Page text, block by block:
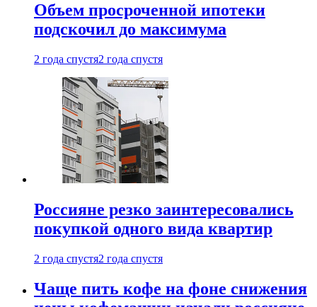
Объем просроченной ипотеки
подскочил до максимума
2 года спустя2 года спустя
Россияне резко заинтересовались
покупкой одного вида квартир
2 года спустя2 года спустя
Чаще пить кофе на фоне снижения